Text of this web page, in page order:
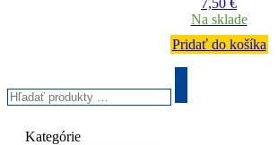
Na sklade
Pridať do košíka
produkty
…
Kategórie